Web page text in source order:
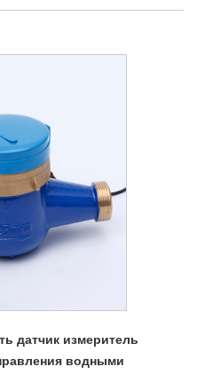
датчик измеритель
водными